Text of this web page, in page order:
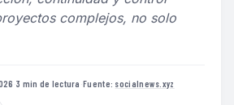
complejos, no solo
·3 min de lectura ·Fuente: socialnews.xyz